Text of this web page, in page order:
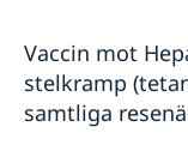
Vaccin mot
stelkramp
samtliga